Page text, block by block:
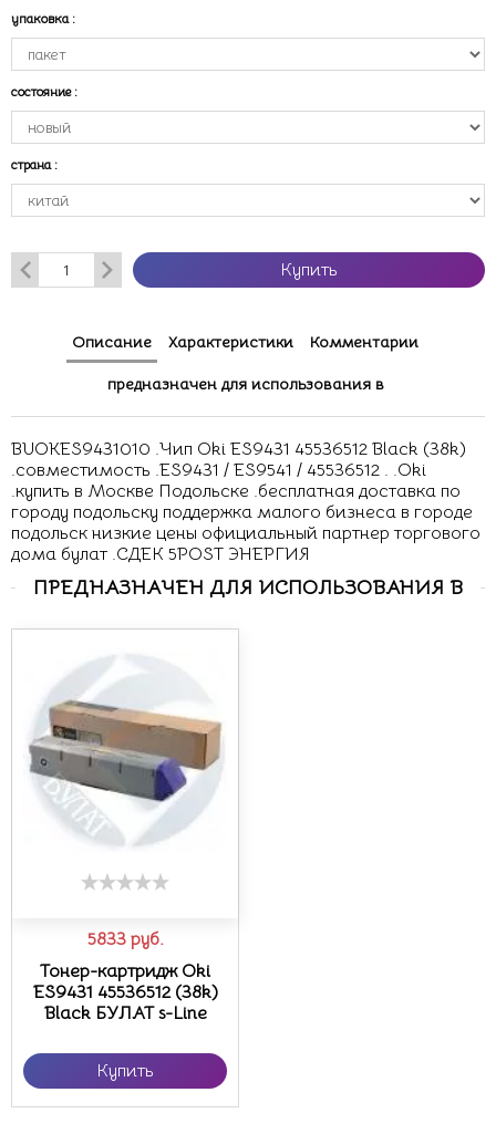
упаковка :
состояние :
страна :
Купить
Описание Характеристики Комментарии
предназначен для использования в
BUOKES9431010 .Чип Oki ES9431 45536512 Black (38k)
.совместимость .ES9431 / ES9541 / 45536512 . .Oki
.купить в Москве Подольске .бесплатная доставка по
городу подольску поддержка малого бизнеса в городе
подольск низкие цены официальный партнер торгового
дома булат .СДЕК 5POST ЭНЕРГИЯ
ПРЕДНАЗНАЧЕН ДЛЯ ИСПОЛЬЗОВАНИЯ В
5833 руб.
Тонер-картридж Oki
ES9431 45536512 (38k)
Black БУЛАТ s-Line
Купить